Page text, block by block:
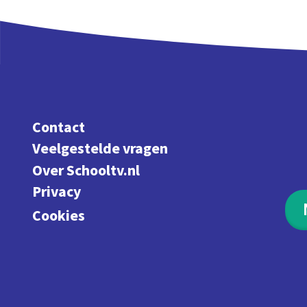
Contact
Veelgestelde vragen
Over Schooltv.nl
Privacy
Cookies